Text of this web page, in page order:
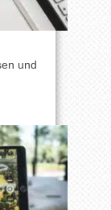
und